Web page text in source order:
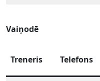
Vaiņodē
Treneris Telefons